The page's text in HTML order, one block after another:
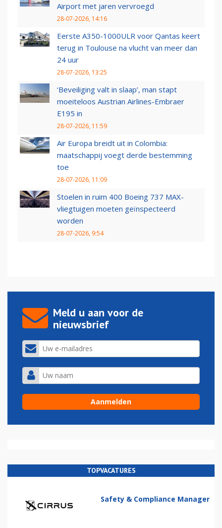
Airport met jaren vervroegd
28-07-2026, 14:16
Eerste A350-1000ULR voor Qantas keert
terug in Toulouse na vlucht van meer dan
24 uur
28-07-2026, 13:25
‘Beveiliging valt in slaap’, man stapt
moeiteloos Austrian Airlines-Embraer
E195 in
28-07-2026, 11:59
Air Europa breidt uit in Colombia:
maatschappij voegt derde bestemming
toe
28-07-2026, 11:09
Stoelen in ruim 400 Boeing 737 MAX-
vliegtuigen moeten geïnspecteerd
worden
28-07-2026, 9:54
Meld u aan voor de
nieuwsbrief
TOPVACATURES
Safety & Compliance Manager